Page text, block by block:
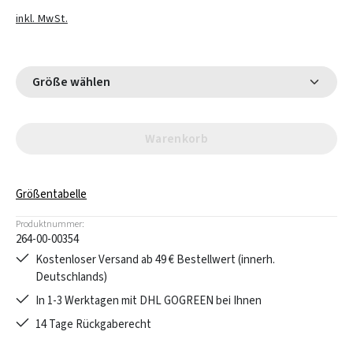
inkl. MwSt.
Größe wählen
Warenkorb
Größentabelle
Produktnummer:
264-00-00354
Kostenloser Versand ab 49 € Bestellwert (innerh.
Deutschlands)
In 1-3 Werktagen mit DHL GOGREEN bei Ihnen
14 Tage Rückgaberecht